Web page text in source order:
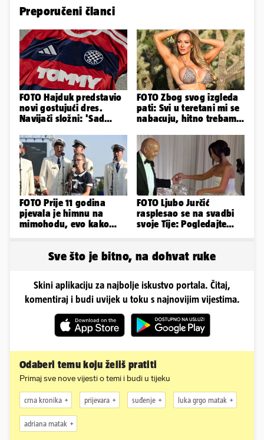
Preporučeni članci
FOTO Hajduk predstavio
novi gostujući dres.
Navijači složni: 'Sad
FOTO Zbog svog izgleda
pati: Svi u teretani mi se
nabacuju, hitno trebam
FOTO Prije 11 godina
pjevala je himnu na
mimohodu, evo kako
FOTO Ljubo Jurčić
rasplesao se na svadbi
svoje Tije: Pogledajte
Sve što je bitno, na dohvat ruke
Skini aplikaciju za najbolje iskustvo portala. Čitaj,
komentiraj i budi uvijek u toku s najnovijim vijestima.
Odaberi temu koju želiš pratiti
Primaj sve nove vijesti o temi i budi u tijeku
crna kronika prijevara suđenje luka grgo matak
adriana matak